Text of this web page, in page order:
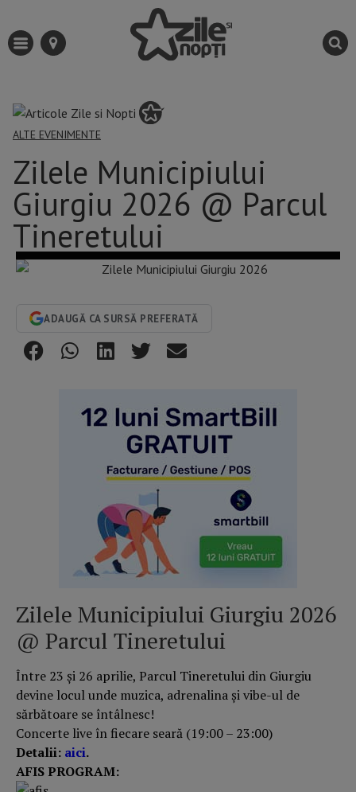
ALTE EVENIMENTE
Zilele Municipiului
Giurgiu 2026 @ Parcul
Tineretului
ADAUGĂ CA SURSĂ PREFERATĂ
Zilele Municipiului Giurgiu 2026
@ Parcul Tineretului
Între 23 și 26 aprilie, Parcul Tineretului din Giurgiu
devine locul unde muzica, adrenalina și vibe-ul de
sărbătoare se întâlnesc!
Concerte live în fiecare seară (19:00 – 23:00)
Detalii: aici.
AFIS PROGRAM: